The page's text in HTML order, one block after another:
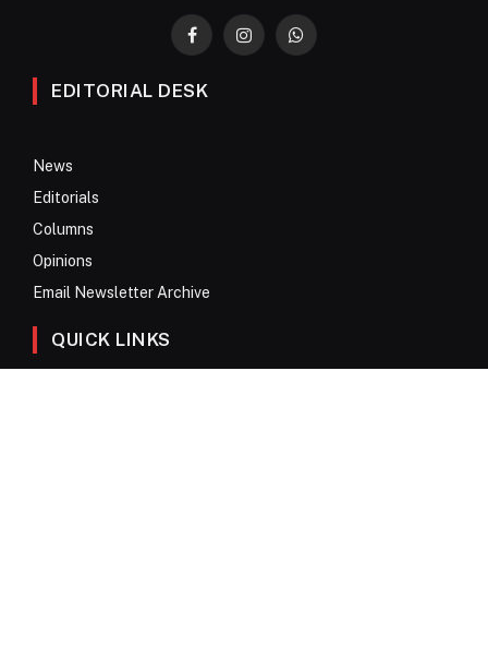
FacebookInstagramWhatsApp
EDITORIAL DESK
News
Editorials
Columns
Opinions
Email Newsletter Archive
QUICK LINKS